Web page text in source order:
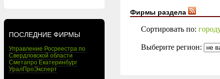
ПОСЛЕДНИЕ ФИРМЫ
Управление Росреестра по
Свердловской области
Сметапро Екатеринбург
УралПроЭксперт
Фирмы раздела
Сортировать по:
Выберите регион: